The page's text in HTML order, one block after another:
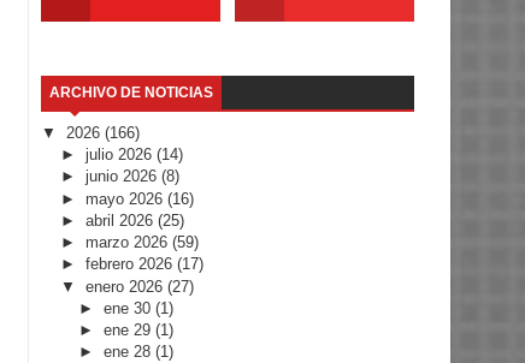
ARCHIVO DE NOTICIAS
▼ 2026 (166)
► julio 2026 (14)
► junio 2026 (8)
► mayo 2026 (16)
► abril 2026 (25)
► marzo 2026 (59)
► febrero 2026 (17)
▼ enero 2026 (27)
►ene 30(1)
►ene 29(1)
►ene 28(1)